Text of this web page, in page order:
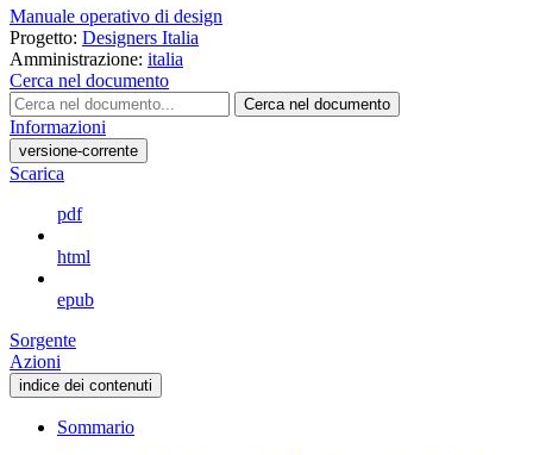
Manuale operativo di design
Progetto: Designers Italia
Amministrazione: italia
Cerca nel documento
Cerca nel documento
Informazioni
versione-corrente
Scarica
pdf
html
epub
Sorgente
Azioni
indice dei contenuti
Sommario